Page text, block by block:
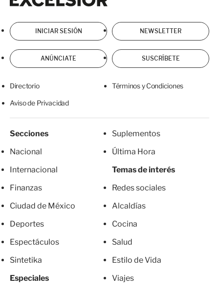
INICIAR SESIÓN NEWSLETTER
ANÚNCIATE SUSCRÍBETE
Directorio Términos y Condiciones
Aviso de Privacidad
Secciones
Nacional
Internacional
Finanzas
Ciudad de México
Deportes
Espectáculos
Sintetika
Especiales
Suplementos
Última Hora
Temas de interés
Redes sociales
Alcaldías
Cocina
Salud
Estilo de Vida
Viajes